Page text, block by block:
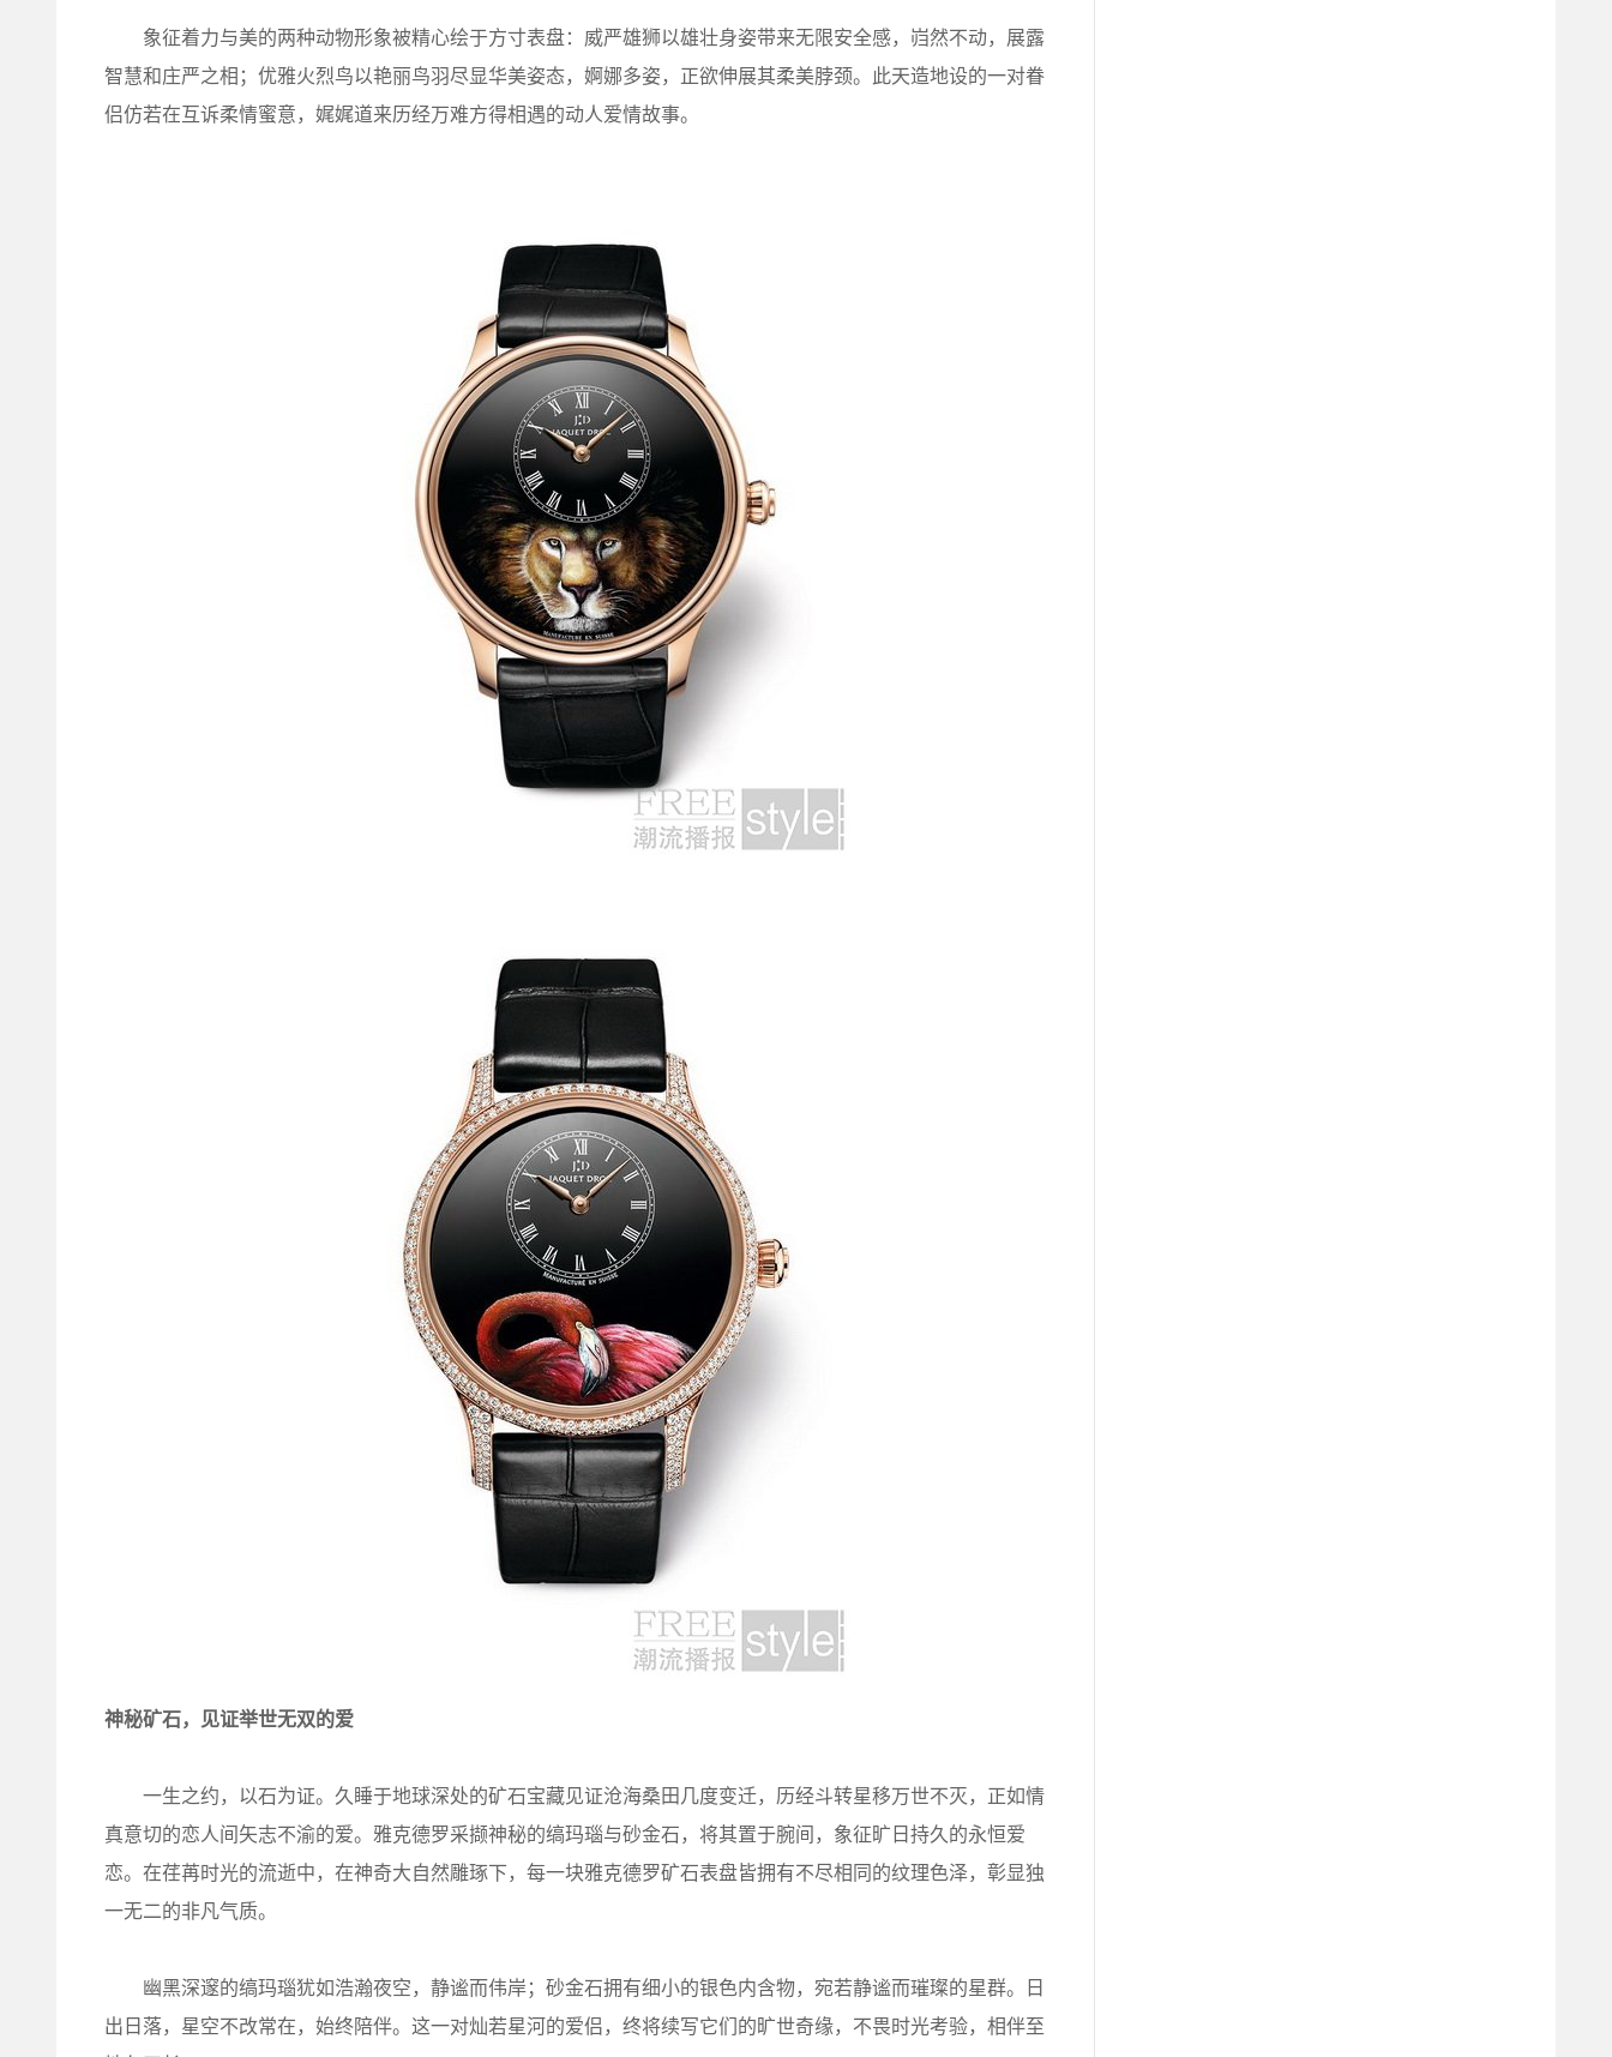
象征着力与美的两种动物形象被精心绘于方寸表盘：威严雄狮以雄壮身姿带来无限安全感，岿然不动，展露
智慧和庄严之相；优雅火烈鸟以艳丽鸟羽尽显华美姿态，婀娜多姿，正欲伸展其柔美脖颈。此天造地设的一对眷
侣仿若在互诉柔情蜜意，娓娓道来历经万难方得相遇的动人爱情故事。
神秘矿石，见证举世无双的爱
一生之约，以石为证。久睡于地球深处的矿石宝藏见证沧海桑田几度变迁，历经斗转星移万世不灭，正如情
真意切的恋人间矢志不渝的爱。雅克德罗采撷神秘的缟玛瑙与砂金石，将其置于腕间，象征旷日持久的永恒爱
恋。在荏苒时光的流逝中，在神奇大自然雕琢下，每一块雅克德罗矿石表盘皆拥有不尽相同的纹理色泽，彰显独
一无二的非凡气质。
幽黑深邃的缟玛瑙犹如浩瀚夜空，静谧而伟岸；砂金石拥有细小的银色内含物，宛若静谧而璀璨的星群。日
出日落，星空不改常在，始终陪伴。这一对灿若星河的爱侣，终将续写它们的旷世奇缘，不畏时光考验，相伴至